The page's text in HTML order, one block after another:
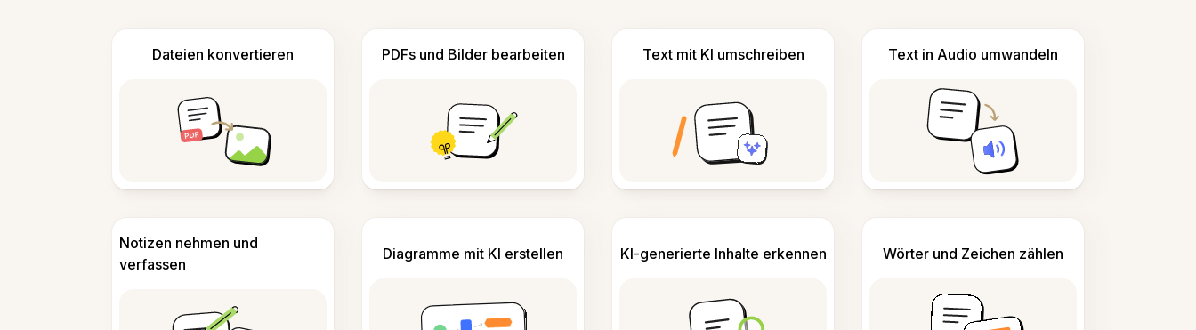
Dateien konvertieren PDFs und Bilder bearbeiten Text mit KI umschreiben Text in Audio umwandeln
Notizen nehmen und
verfassen
Diagramme mit KI erstellen KI-generierte Inhalte erkennen Wörter und Zeichen zählen